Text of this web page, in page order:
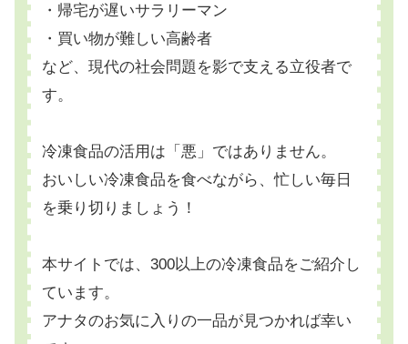
・帰宅が遅いサラリーマン
・買い物が難しい高齢者
など、現代の社会問題を影で支える立役者で
す。
冷凍食品の活用は「悪」ではありません。
おいしい冷凍食品を食べながら、忙しい毎日
を乗り切りましょう！
本サイトでは、300以上の冷凍食品をご紹介し
ています。
アナタのお気に入りの一品が見つかれば幸い